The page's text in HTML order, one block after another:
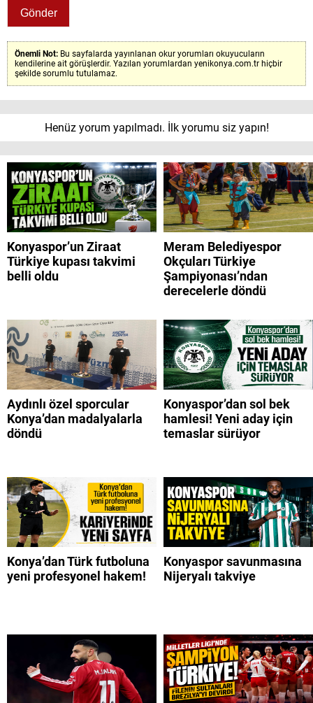
Önemli Not: Bu sayfalarda yayınlanan okur yorumları okuyucuların
kendilerine ait görüşlerdir. Yazılan yorumlardan yenikonya.com.tr hiçbir
şekilde sorumlu tutulamaz.
Henüz yorum yapılmadı. İlk yorumu siz yapın!
Konyaspor’un Ziraat
Türkiye kupası takvimi
belli oldu
Meram Belediyespor
Okçuları Türkiye
Şampiyonası’ndan
derecelerle döndü
Aydınlı özel sporcular
Konya’dan madalyalarla
döndü
Konyaspor’dan sol bek
hamlesi! Yeni aday için
temaslar sürüyor
Konya’dan Türk futboluna
yeni profesyonel hakem!
Konyaspor savunmasına
Nijeryalı takviye